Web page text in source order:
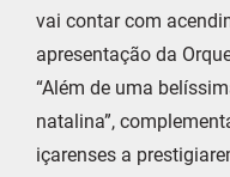
vai contar com
apresentação da
“Além de uma
natalina”,
içarenses a